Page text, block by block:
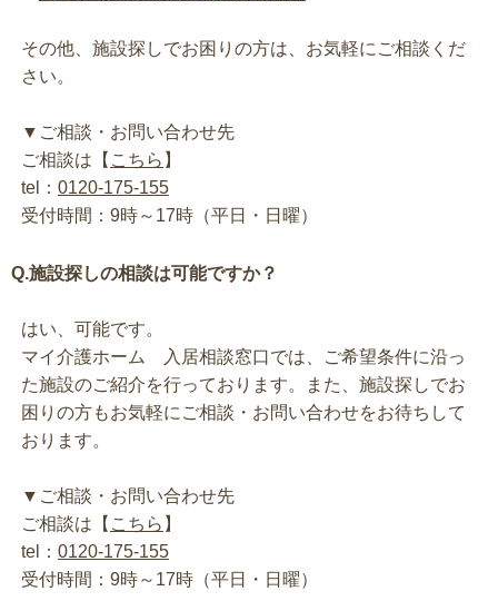
その他、施設探しでお困りの方は、お気軽にご相談くだ
さい。
▼ご相談・お問い合わせ先
ご相談は【 こちら 】
tel： 0120-175-155
受付時間：9時～17時（平日・日曜）
Q.施設探しの相談は可能ですか？
はい、可能です。
マイ介護ホーム 入居相談窓口では、ご希望条件に沿っ
た施設のご紹介を行っております。また、施設探しでお
困りの方もお気軽にご相談・お問い合わせをお待ちして
おります。
▼ご相談・お問い合わせ先
ご相談は【 こちら 】
tel： 0120-175-155
受付時間：9時～17時（平日・日曜）